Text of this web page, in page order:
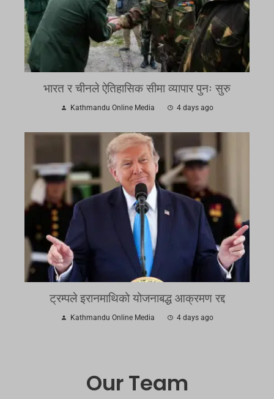
भारत र चीनले ऐतिहासिक सीमा व्यापार पुनः सुरु
Kathmandu Online Media 4 days ago
ट्रम्पले इरानमाथिको योजनाबद्ध आक्रमण रद्द
Kathmandu Online Media 4 days ago
Our Team